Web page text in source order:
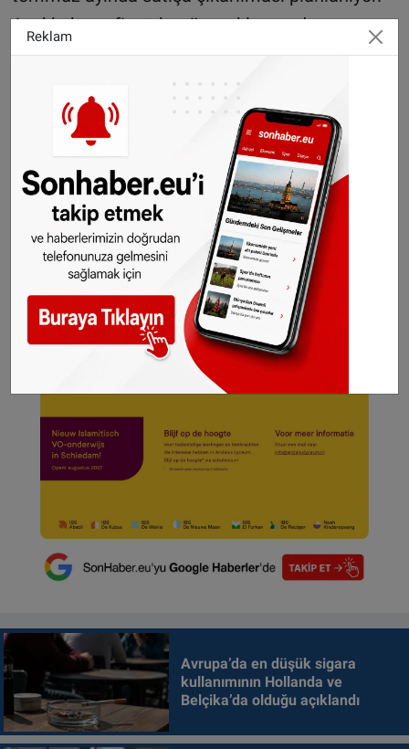
Ayakkabının fiyatı henüz açıklanmadı.
Toplantıda Nike'ın kramponlara yapışan çamuru
temizlemek için ürettiği teknoloji de tanıtıldı.
Kaynak AA
Avrupa’da en düşük sigara
kullanımının Hollanda ve
Belçika’da olduğu açıklandı
Reklam